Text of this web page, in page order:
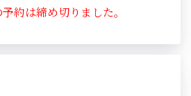
約は締め切りました。